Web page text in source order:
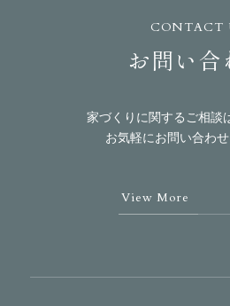
CONTACT
お問い合
家づくりに関するご相談
お気軽にお問い合わせ
View More